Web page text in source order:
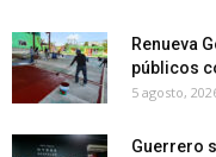
Renueva
públicos
5 agosto,
Guerrero